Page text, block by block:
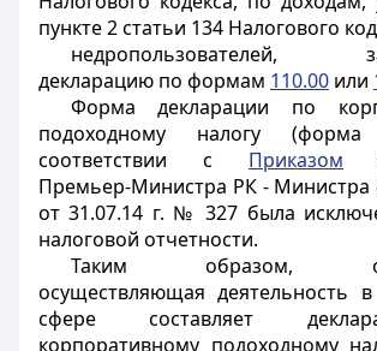
пункте 2 статьи 134 Налогового
недропользователей,
декларацию по формам 110.00 или
Форма декларации по
подоходному налогу
соответствии с Приказом
Премьер-Министра РК - Министра
от 31.07.14 г. № 327 была
налоговой отчетности.
Таким образом,
осуществляющая деятельность
сфере составляет
корпоративному подоходному